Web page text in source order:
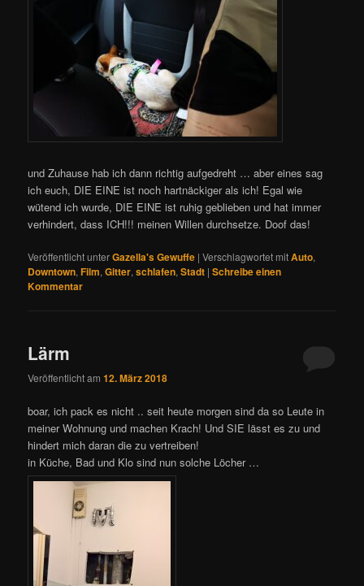
und Zuhause hab ich dann richtig aufgedreht … aber eines sag
ich euch, DIE EINE ist noch hartnäckiger als ich! Egal wie
wütend ich wurde, DIE EINE ist ruhig geblieben und hat immer
verhindert, dass ICH!!! meinen Willen durchsetze. Doof das!
Veröffentlicht unterGazella's Gewuffe |Verschlagwortet mitAuto,
Downtown,Film,Gitter,schlafen,Stadt |Schreibe einen
Kommentar
Lärm
Veröffentlicht am12. März 2018
boar, ich pack es nicht .. seit heute morgen sind da so Leute in
meiner Wohnung und machen Krach! Und SIE lässt es zu und
hindert mich daran die zu vertreiben!
in Küche, Bad und Klo sind nun solche Löcher …